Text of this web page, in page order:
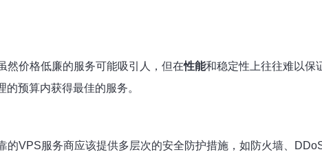
然价格低廉的服务可能吸引人，但在性能和稳定性上往往难以保
预算内获得最佳的服务。
VPS服务商应该提供多层次的安全防护措施，如防火墙、